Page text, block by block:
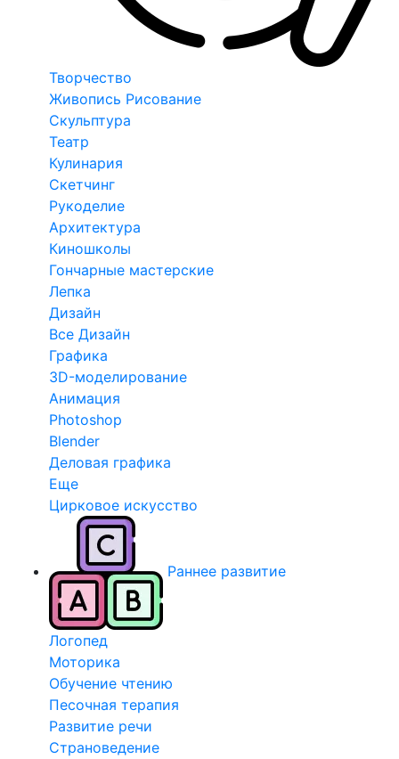
Творчество
Живопись Рисование
Скульптура
Театр
Кулинария
Скетчинг
Рукоделие
Архитектура
Киношколы
Гончарные мастерские
Лепка
Дизайн
Все Дизайн
Графика
3D-моделирование
Анимация
Photoshop
Blender
Деловая графика
Еще
Цирковое искусство
Раннее развитие
Логопед
Моторика
Обучение чтению
Песочная терапия
Развитие речи
Страноведение